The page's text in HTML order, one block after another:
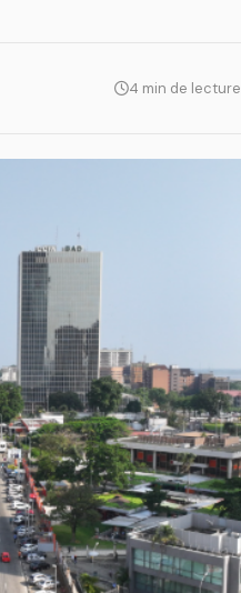
4 min de lecture